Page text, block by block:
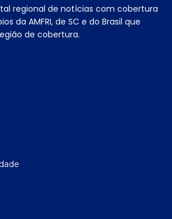
regional de notícias com cobertura
da AMFRI, de SC e do Brasil que
de cobertura.